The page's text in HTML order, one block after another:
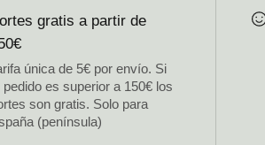
gratis a partir de
única de 5€ por envío. Si
pedido es superior a 150€ los
son gratis. Solo para
(península)